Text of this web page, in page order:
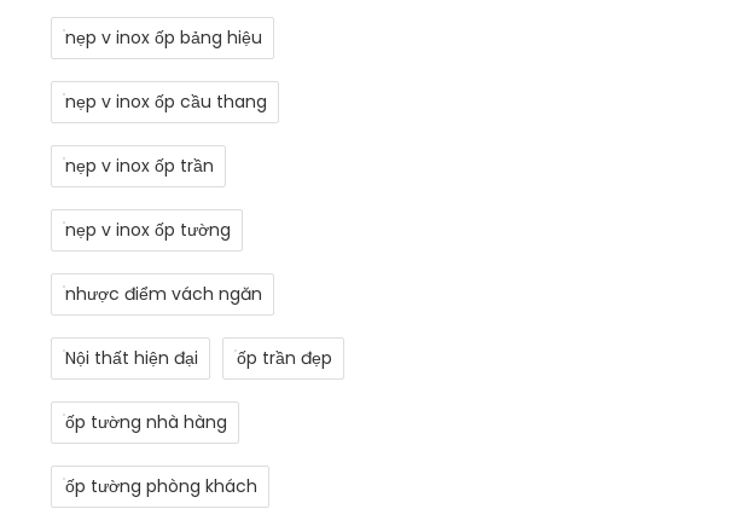
nẹp v inox ốp bảng hiệu
nẹp v inox ốp cầu thang
nẹp v inox ốp trần
nẹp v inox ốp tường
nhược điểm vách ngăn
Nội thất hiện đại ốp trần đẹp
ốp tường nhà hàng
ốp tường phòng khách